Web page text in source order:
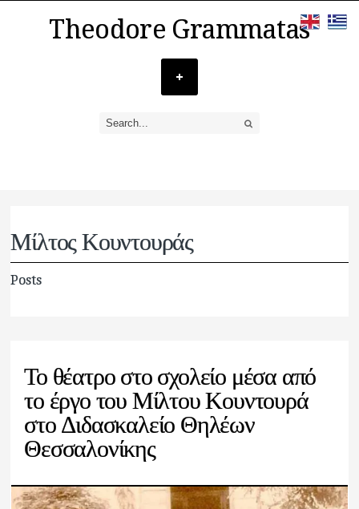
Theodore Grammatas
Μίλτος Κουντουράς
Posts
Το θέατρο στο σχολείο μέσα από
το έργο του Μίλτου Κουντουρά
στο Διδασκαλείο Θηλέων
Θεσσαλονίκης